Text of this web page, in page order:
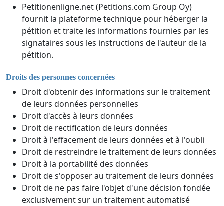
Petitionenligne.net (Petitions.com Group Oy)
fournit la plateforme technique pour héberger la
pétition et traite les informations fournies par les
signataires sous les instructions de l'auteur de la
pétition.
Droits des personnes concernées
Droit d'obtenir des informations sur le traitement
de leurs données personnelles
Droit d'accès à leurs données
Droit de rectification de leurs données
Droit à l'effacement de leurs données et à l'oubli
Droit de restreindre le traitement de leurs données
Droit à la portabilité des données
Droit de s'opposer au traitement de leurs données
Droit de ne pas faire l'objet d'une décision fondée
exclusivement sur un traitement automatisé